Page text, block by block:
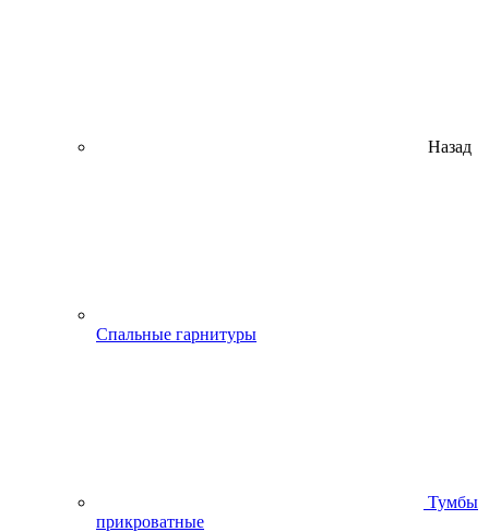
Назад
Спальные гарнитуры
Тумбы
прикроватные